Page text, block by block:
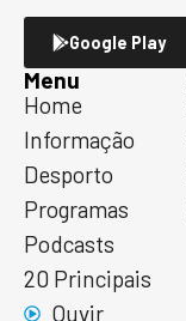
Google Play
Menu
Home
Informação
Desporto
Programas
Podcasts
20 Principais
Ouvir